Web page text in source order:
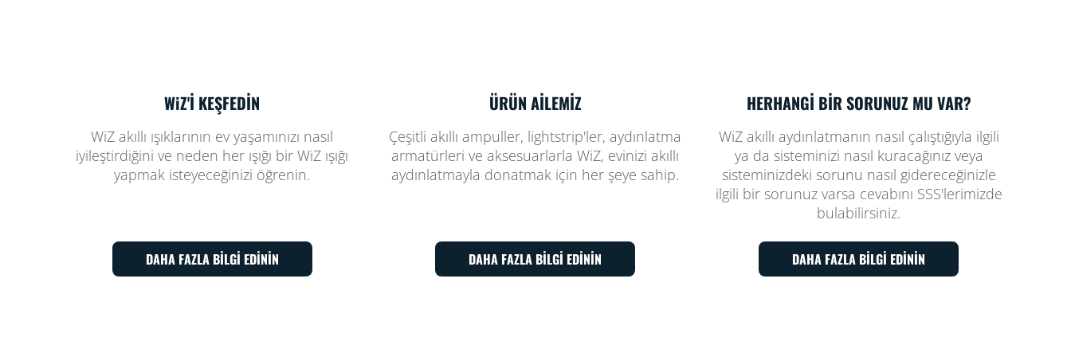
WiZ'İ KEŞFEDİN
WiZ akıllı ışıklarının ev yaşamınızı nasıl
iyileştirdiğini ve neden her ışığı bir WiZ ışığı
yapmak isteyeceğinizi öğrenin.
DAHA FAZLA BİLGİ EDİNİN
ÜRÜN AİLEMİZ
Çeşitli akıllı ampuller, lightstrip'ler, aydınlatma
armatürleri ve aksesuarlarla WiZ, evinizi akıllı
aydınlatmayla donatmak için her şeye sahip.
DAHA FAZLA BİLGİ EDİNİN
HERHANGİ BİR SORUNUZ MU VAR?
WiZ akıllı aydınlatmanın nasıl çalıştığıyla ilgili
ya da sisteminizi nasıl kuracağınız veya
sisteminizdeki sorunu nasıl gidereceğinizle
ilgili bir sorunuz varsa cevabını SSS'lerimizde
bulabilirsiniz.
DAHA FAZLA BİLGİ EDİNİN